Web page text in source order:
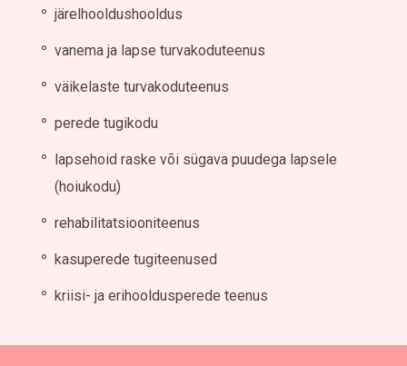
järelhooldushooldus
vanema ja lapse turvakoduteenus
väikelaste turvakoduteenus
perede tugikodu
lapsehoid raske või sügava puudega lapsele
(hoiukodu)
rehabilitatsiooniteenus
kasuperede tugiteenused
kriisi- ja erihooldusperede teenus